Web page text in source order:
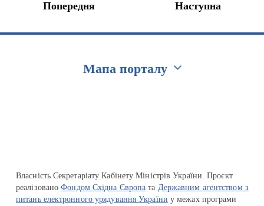
Попередня Наступна
Мапа порталу
Власність Секретаріату Кабінету Міністрів України. Проєкт
реалізованоФондом Східна Європа та Державним агентством з
питань електронного урядування України у межах програми